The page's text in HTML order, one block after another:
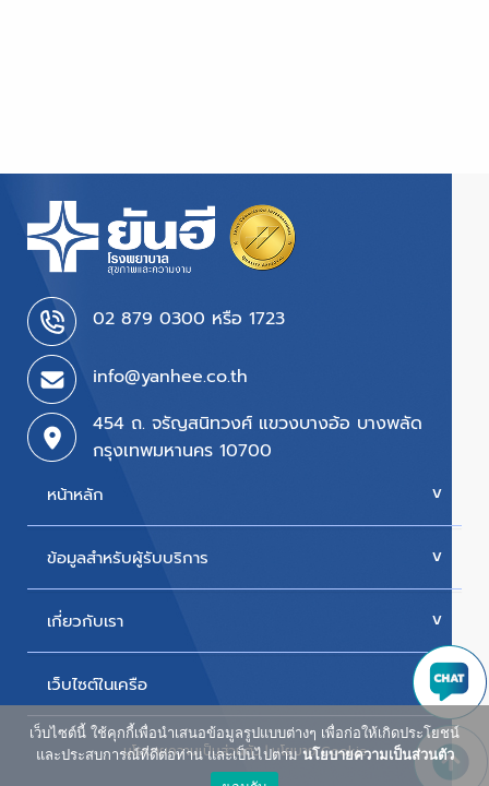
02 879 0300 หรือ 1723
info@yanhee.co.th
454 ถ. จรัญสนิทวงศ์ แขวงบางอ้อ บางพลัด
กรุงเทพมหานคร 10700
หน้าหลัก
บริการของเรา
ข้อมูลสำหรับผู้รับบริการ
นัดหมายแพทย์
สิทธิเบิกตรงข้าราชการ
ห้องพักผู้ป่วยใน
เกี่ยวกับเรา
ประวัติโรงพยาบาล
วิสัยทัศน์และพันธกิจ
เว็บไซต์ในเครือ
ศูนย์ผู้สูงอายุยันฮีนโยบายความเป็นส่วนตัว|นโยบาย Cookie
เว็บไซต์นี้ ใช้คุกกี้เพื่อนำเสนอข้อมูลรูปแบบต่างๆ เพื่อก่อให้เกิดประโยชน์
และประสบการณ์ที่ดีต่อท่าน และเป็นไปตามนโยบายความเป็นส่วนตัว